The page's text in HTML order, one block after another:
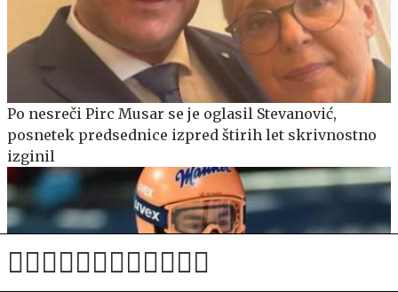
Po nesreči Pirc Musar se je oglasil Stevanović,
posnetek predsednice izpred štirih let skrivnostno
izginil